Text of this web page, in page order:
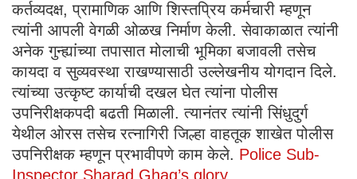
कर्तव्यदक्ष, प्रामाणिक आणि शिस्तप्रिय कर्मचारी म्हणून
त्यांनी आपली वेगळी ओळख निर्माण केली. सेवाकाळात त्यांनी
अनेक गुन्ह्यांच्या तपासात मोलाची भूमिका बजावली तसेच
कायदा व सुव्यवस्था राखण्यासाठी उल्लेखनीय योगदान दिले.
त्यांच्या उत्कृष्ट कार्याची दखल घेत त्यांना पोलीस
उपनिरीक्षकपदी बढती मिळाली. त्यानंतर त्यांनी सिंधुदुर्ग
येथील ओरस तसेच रत्नागिरी जिल्हा वाहतूक शाखेत पोलीस
उपनिरीक्षक म्हणून प्रभावीपणे काम केले. Police Sub-
Inspector Sharad Ghag’s glory